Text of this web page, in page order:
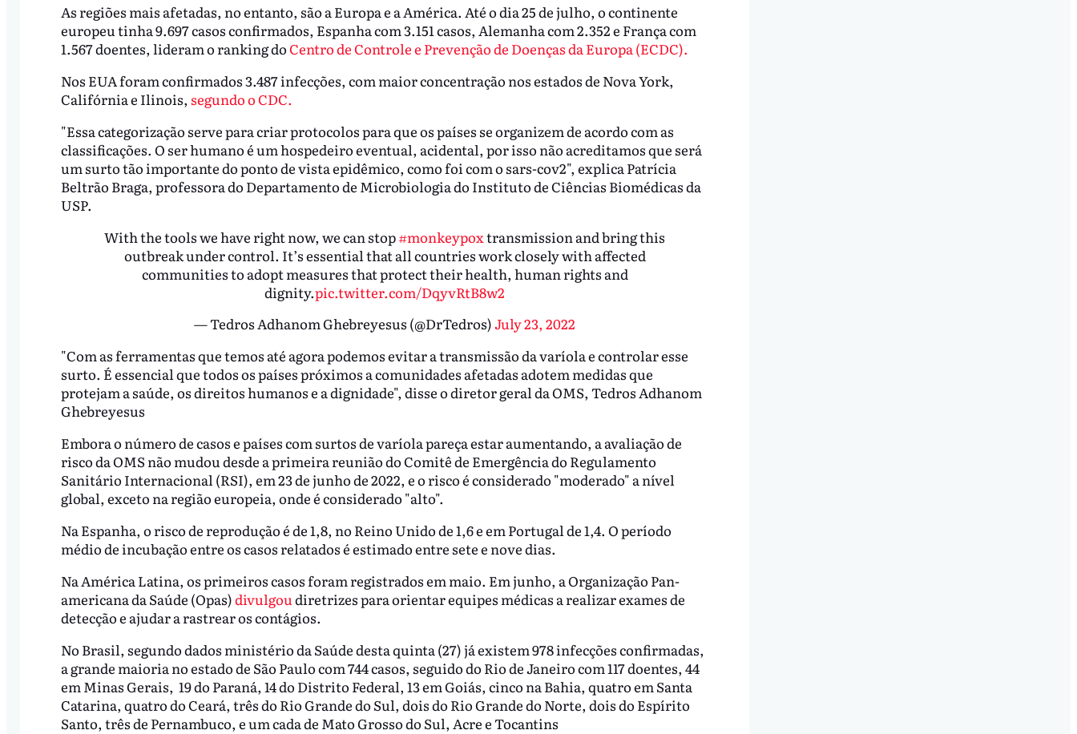
As regiões mais afetadas, no entanto, são a Europa e a América. Até o dia 25 de julho, o continente
europeu tinha 9.697 casos confirmados, Espanha com 3.151 casos, Alemanha com 2.352 e França com
1.567 doentes, lideram o ranking doCentro de Controle e Prevenção de Doenças da Europa (ECDC).
Nos EUA foram confirmados 3.487 infecções, com maior concentração nos estados de Nova York,
Califórnia e Ilinois, segundo o CDC.
"Essa categorização serve para criar protocolos para que os países se organizem de acordo com as
classificações. O ser humano é um hospedeiro eventual, acidental, por isso não acreditamos que será
um surto tão importante do ponto de vista epidêmico, como foi com o sars-cov2", explica Patrícia
Beltrão Braga, professora do Departamento de Microbiologia do Instituto de Ciências Biomédicas da
USP.
With the tools we have right now, we can stop#monkeypoxtransmission and bring this
outbreak under control. It’s essential that all countries work closely with affected
communities to adopt measures that protect their health, human rights and
dignity.pic.twitter.com/DqyvRtB8w2
— Tedros Adhanom Ghebreyesus (@DrTedros)July 23, 2022
"Com as ferramentas que temos até agora podemos evitar a transmissão da varíola e controlar esse
surto. É essencial que todos os países próximos a comunidades afetadas adotem medidas que
protejam a saúde, os direitos humanos e a dignidade", disse o diretor geral da OMS, Tedros Adhanom
Ghebreyesus
Embora o número de casos e países com surtos de varíola pareça estar aumentando, a avaliação de
risco da OMS não mudou desde a primeira reunião do Comitê de Emergência do Regulamento
Sanitário Internacional (RSI), em 23 de junho de 2022, e o risco é considerado "moderado" a nível
global, exceto na região europeia, onde é considerado "alto".
Na Espanha, o risco de reprodução é de 1,8, no Reino Unido de 1,6 e em Portugal de 1,4. O período
médio de incubação entre os casos relatados é estimado entre sete e nove dias.
Na América Latina, os primeiros casos foram registrados em maio. Em junho, a Organização Pan-
americana da Saúde (Opas)divulgou diretrizes para orientar equipes médicas a realizar exames de
detecção e ajudar a rastrear os contágios.
No Brasil, segundo dados ministério da Saúde desta quinta (27) já existem 978 infecções confirmadas,
a grande maioria no estado de São Paulo com 744 casos, seguido do Rio de Janeiro com 117 doentes, 44
em Minas Gerais, 19 do Paraná, 14 do Distrito Federal, 13 em Goiás, cinco na Bahia, quatro em Santa
Catarina, quatro do Ceará, três do Rio Grande do Sul, dois do Rio Grande do Norte, dois do Espírito
Santo, três de Pernambuco, e um cada de Mato Grosso do Sul, Acre e Tocantins